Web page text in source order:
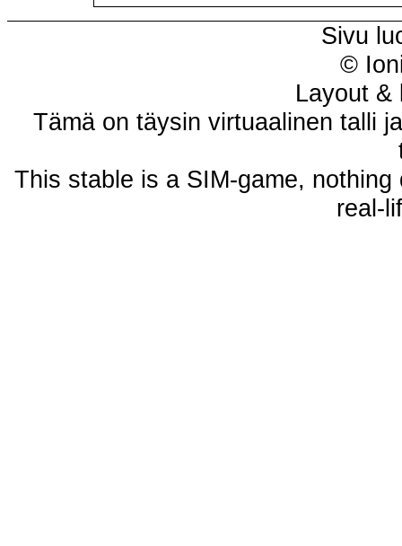
Sivu
©
Layout &
Tämä on täysin virtuaalinen talli
This stable is a SIM-game,
real-